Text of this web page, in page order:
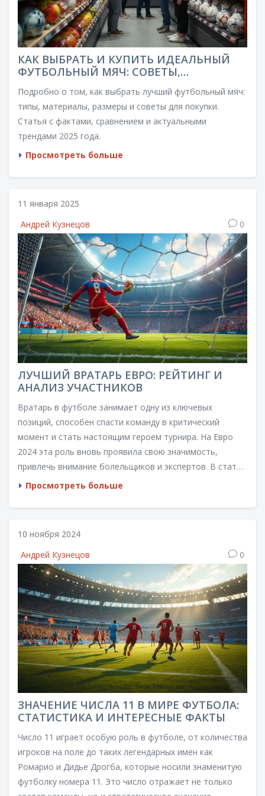
КАК ВЫБРАТЬ И КУПИТЬ ИДЕАЛЬНЫЙ
ФУТБОЛЬНЫЙ МЯЧ: СОВЕТЫ,
Подробно о том, как выбрать лучший футбольный мяч:
типы, материалы, размеры и советы для покупки.
Статья с фактами, сравнением и актуальными
трендами 2025 года.
Просмотреть больше
11 января 2025
Андрей Кузнецов
0
ЛУЧШИЙ ВРАТАРЬ ЕВРО: РЕЙТИНГ И
АНАЛИЗ УЧАСТНИКОВ
Вратарь в футболе занимает одну из ключевых
позиций, способен спасти команду в критический
момент и стать настоящим героем турнира. На Евро
2024 эта роль вновь проявила свою значимость,
привлечь внимание болельщиков и экспертов. В статье
мы рассмотрим лучших вратарей турнира, их
сборных. Узнаем, кто смог проявить себя как
континентальном уровне.
Просмотреть больше
10 ноября 2024
Андрей Кузнецов
0
ЗНАЧЕНИЕ ЧИСЛА 11 В МИРЕ ФУТБОЛА:
СТАТИСТИКА И ИНТЕРЕСНЫЕ ФАКТЫ
Число 11 играет особую роль в футболе, от количества
игроков на поле до таких легендарных имен как
Ромарио и Дидье Дрогба, которые носили знаменитую
футболку номера 11. Это число отражает не только